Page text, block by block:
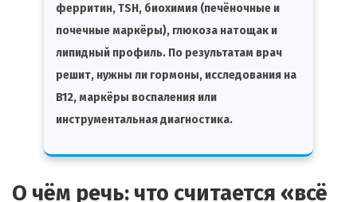
ферритин, TSH, биохимия (печёночные и
почечные маркёры), глюкоза натощак и
липидный профиль. По результатам врач
решит, нужны ли гормоны, исследования на
B12, маркёры воспаления или
инструментальная диагностика.
О чём речь: что считается «всё